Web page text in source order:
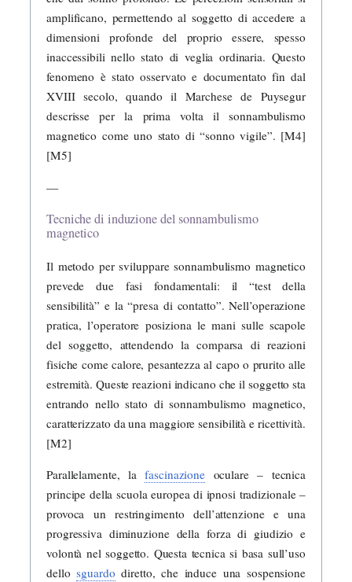
amplificano, permettendo al soggetto di accedere a
dimensioni profonde del proprio essere, spesso
inaccessibili nello stato di veglia ordinaria. Questo
fenomeno è stato osservato e documentato fin dal
XVIII secolo, quando il Marchese de Puysegur
descrisse per la prima volta il sonnambulismo
magnetico come uno stato di “sonno vigile”. [M4]
[M5]
—
Tecniche di induzione del sonnambulismo
magnetico
Il metodo per sviluppare sonnambulismo magnetico
prevede due fasi fondamentali: il “test della
sensibilità” e la “presa di contatto”. Nell’operazione
pratica, l’operatore posiziona le mani sulle scapole
del soggetto, attendendo la comparsa di reazioni
fisiche come calore, pesantezza al capo o prurito alle
estremità. Queste reazioni indicano che il soggetto sta
entrando nello stato di sonnambulismo magnetico,
caratterizzato da una maggiore sensibilità e ricettività.
[M2]
Parallelamente, lafascinazione oculare – tecnica
principe della scuola europea di ipnosi tradizionale –
provoca un restringimento dell’attenzione e una
progressiva diminuzione della forza di giudizio e
volontà nel soggetto. Questa tecnica si basa sull’uso
dellosguardo diretto, che induce una sospensione